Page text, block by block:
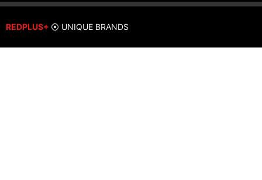
REDPLUS+ ⦿ UNIQUE BRANDS